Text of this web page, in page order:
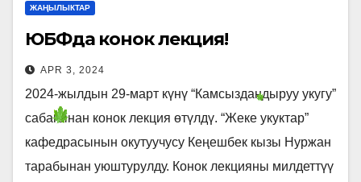
ЖАҢЫЛЫКТАР
ЮБФда конок лекция!
APR 3, 2024
2024-жылдын 29-март күнү “Камсыздандыруу укугу”
сабагынан конок лекция өтүлдү. “Жеке укуктар”
кафедрасынын окутуучусу Кеңешбек кызы Нуржан
тарабынан уюштурулду. Конок лекцияны милдеттүү